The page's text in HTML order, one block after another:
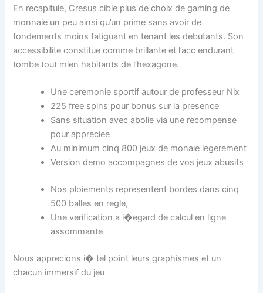
En recapitule, Cresus cible plus de choix de gaming de
monnaie un peu ainsi qu’un prime sans avoir de
fondements moins fatiguant en tenant les debutants. Son
accessibilite constitue comme brillante et l’acc endurant
tombe tout mien habitants de l’hexagone.
Une ceremonie sportif autour de professeur Nix
225 free spins pour bonus sur la presence
Sans situation avec abolie via une recompense
pour appreciee
Au minimum cinq 800 jeux de monaie legerement
Version demo accompagnes de vos jeux abusifs
Nos ploiements representent bordes dans cinq
500 balles en regle,
Une verification a l�egard de calcul en ligne
assommante
Nous apprecions i� tel point leurs graphismes et un
chacun immersif du jeu